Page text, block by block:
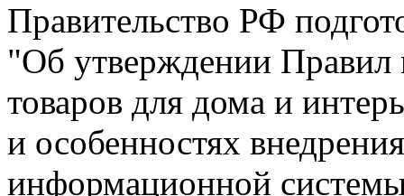
Правительство РФ
"Об утверждении Правил
товаров для дома и
и особенностях
информационной